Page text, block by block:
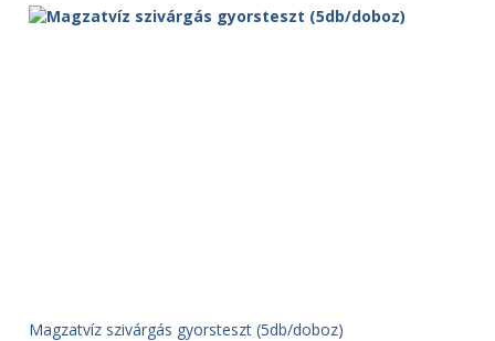
Magzatvíz szivárgás gyorsteszt (5db/doboz)